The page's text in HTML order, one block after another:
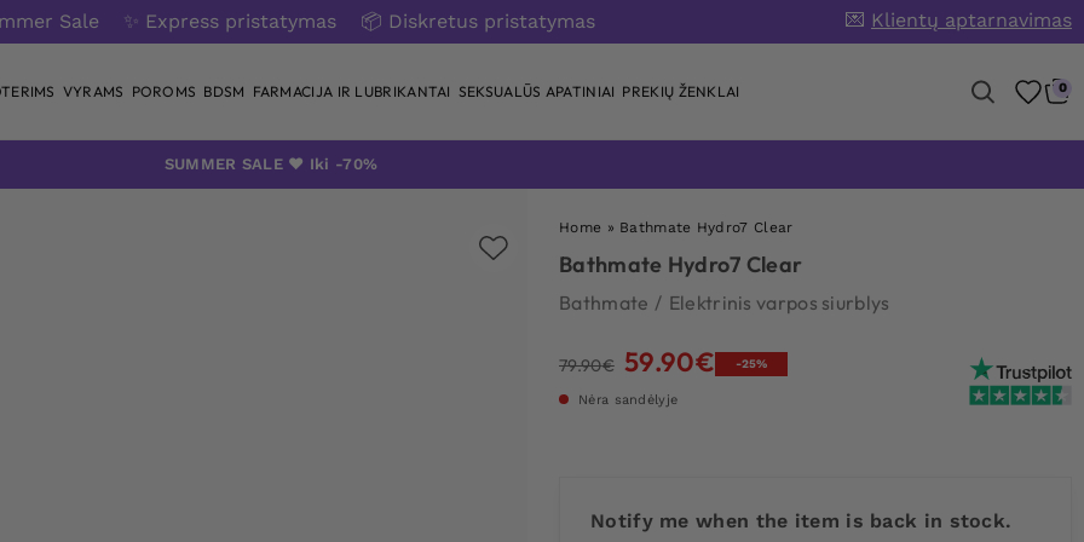
Sale ✨ Express pristatymas 📦 Diskretus pristatymas 💌 Klientų aptarnavimas
VYRAMS POROMS BDSM FARMACIJA IR LUBRIKANTAI SEKSUALŪS APATINIAI PREKIŲ ŽENKLAI 0
SUMMER SALE ❤️ Iki -70%
Home » Bathmate Hydro7 Clear
Bathmate Hydro7 Clear
Bathmate / Elektrinis varpos siurblys
79.90€ Original
59.90€Current
-25%
Nėra sandėlyje
Notify me when the item is back in stock.